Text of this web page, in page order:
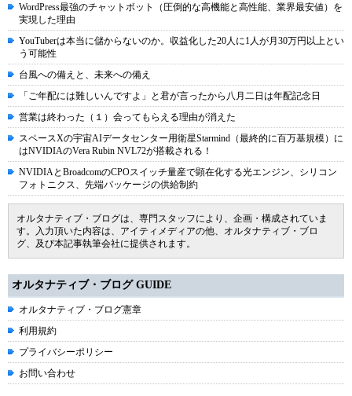
WordPress最強のチャットボット（圧倒的な高機能と高性能、業界最安値）を
実現した理由
YouTuberは本当に儲からないのか。収益化した20人に1人が月30万円以上とい
う可能性
台風への備えと、未来への備え
「ご年配には難しいんですよ」と君が言ったから八月二日は年配記念日
営業は終わった（１）会ってもらえる理由が消えた
スペースXの宇宙AIデータセンター用衛星Starmind（最終的に百万基規模）に
はNVIDIAのVera Rubin NVL72が搭載される！
NVIDIAとBroadcomのCPOスイッチ量産で顕在化する光エンジン、シリコン
フォトニクス、先端パッケージの供給制約
オルタナティブ・ブログは、専門スタッフにより、企画・構成されていま
す。入力頂いた内容は、アイティメディアの他、オルタナティブ・ブロ
グ、及び本記事執筆会社に提供されます。
オルタナティブ・ブログ GUIDE
オルタナティブ・ブログ憲章
利用規約
プライバシーポリシー
お問い合わせ